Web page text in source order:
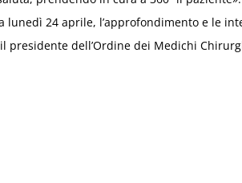
lunedì 24 aprile, l’approfondimento e le
presidente dell’Ordine dei Medichi